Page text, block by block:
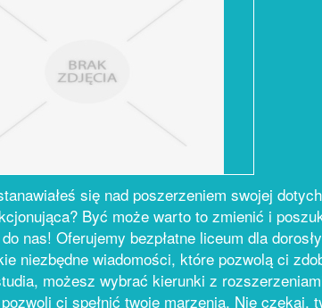
się nad poszerzeniem swojej
Być może warto to zmienić i
nas! Oferujemy bezpłatne liceum dla
niezbędne wiadomości, które pozwolą ci
możesz wybrać kierunki z
ci spełnić twoje marzenia. Nie